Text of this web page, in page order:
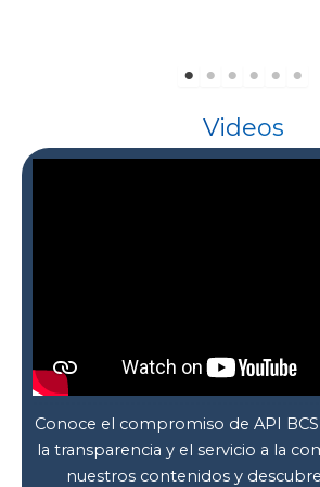
Videos
Conoce el compromiso de API
la transparencia y el servicio a la
nuestros contenidos y